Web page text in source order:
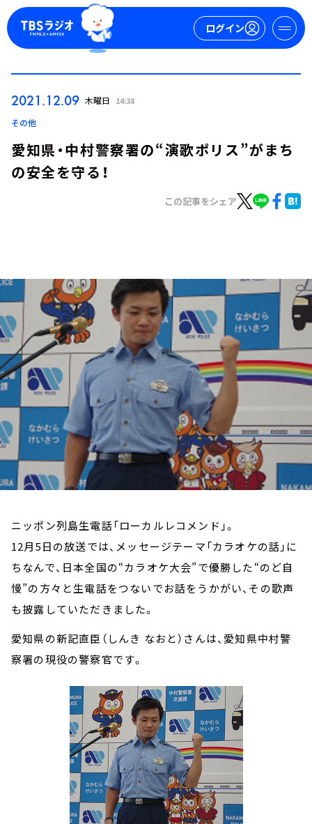
ログイン
トピックス
TBS Podcast
お知らせ
イベント・グッズ
YouTube
会社情報
2021.12.09 木曜日 14:38
その他
愛知県・中村警察署の“演歌ポリス”がまち
の安全を守る！
この記事をシェア
ニッポン列島生電話「ローカルレコメンド」。
12月5日の放送では、メッセージテーマ「カラオケの話」に
ちなんで、日本全国の“カラオケ大会”で優勝した“のど自
慢”の方々と生電話をつないでお話をうかがい、その歌声
も披露していただきました。
愛知県の新記直臣（しんき なおと）さんは、愛知県中村警
察署の現役の警察官です。